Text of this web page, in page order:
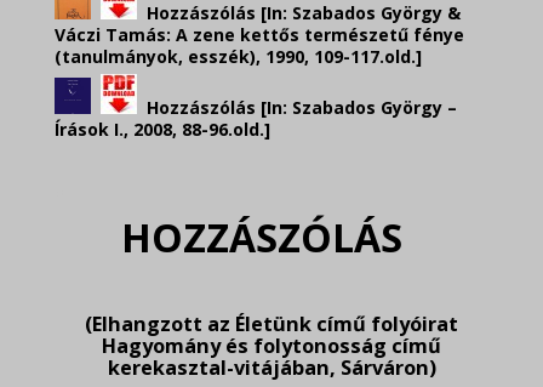
Hozzászólás [In: Szabados György &
Váczi Tamás: A zene kettős természetű fénye
(tanulmányok, esszék), 1990, 109-117.old.]
Hozzászólás [In: Szabados György –
Írások I., 2008, 88-96.old.]
HOZZÁSZÓLÁS
(Elhangzott az Életünk című folyóirat
Hagyomány és folytonosság című
kerekasztal-vitájában, Sárváron)